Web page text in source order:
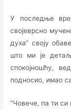
У последње
својеврсно
духа” своју
што ми је
спокојношћу,
подносио, имао
”Човече, па ти си